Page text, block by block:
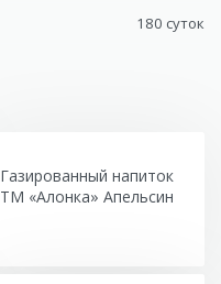
180 суток
Газированный напиток
ТМ «Алонка» Апельсин